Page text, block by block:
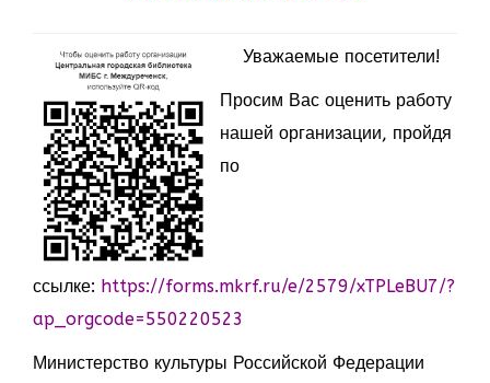
Уважаемые посетители!
Просим Вас оценить работу
нашей организации, пройдя
по
ссылке: https://forms.mkrf.ru/e/2579/xTPLeBU7/?
ap_orgcode=550220523
Министерство культуры Российской Федерации